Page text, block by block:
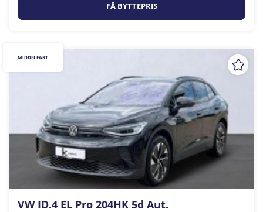
FÅ BYTTEPRIS
VW ID.4 EL Pro 204HK 5d Aut.
MIDDELFART